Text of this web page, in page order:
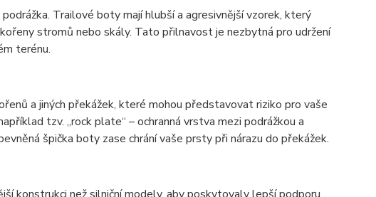
Trailové boty mají hlubší a agresivnější vzorek, který
stromů nebo skály. Tato přilnavost je nezbytná pro udržení
terénu.
a jiných překážek, které mohou představovat riziko pro vaše
tzv. „rock plate“ – ochranná vrstva mezi podrážkou a
špička boty zase chrání vaše prsty při nárazu do překážek.